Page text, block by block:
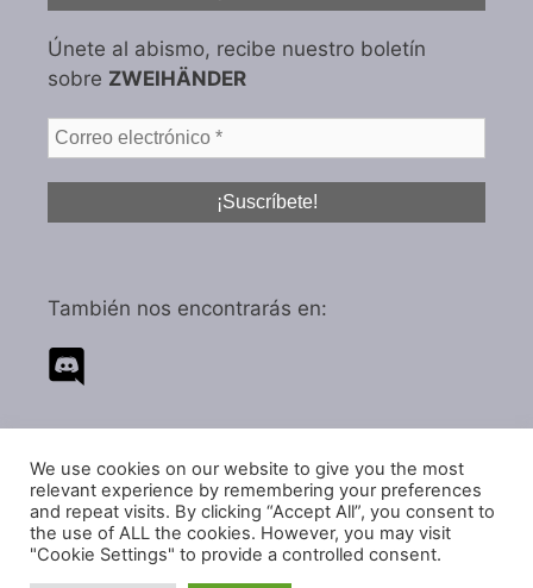
Únete al abismo, recibe nuestro boletín
sobre ZWEIHÄNDER
También nos encontrarás en:
Política de privacidad
Política de cookies
We use cookies on our website to give you the most
relevant experience by remembering your preferences
and repeat visits. By clicking “Accept All”, you consent to
the use of ALL the cookies. However, you may visit
"Cookie Settings" to provide a controlled consent.